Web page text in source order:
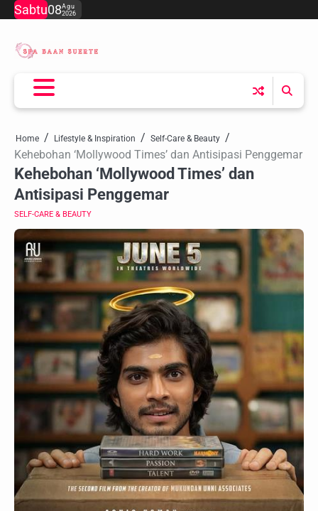
Skip
content
Sabtu08Agu
2026
Home Lifestyle & Inspiration Self-Care & Beauty
Kehebohan ‘Mollywood Times’ dan Antisipasi Penggemar
Kehebohan ‘Mollywood Times’ dan
Antisipasi Penggemar
SELF-CARE & BEAUTY